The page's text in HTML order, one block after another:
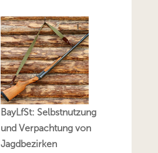
BayLfSt: Selbstnutzung
und Verpachtung von
Jagdbezirken